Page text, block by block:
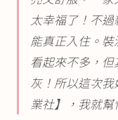
太幸福了！不
能真正入住。
看起來不多，
灰！所以這次
業社】，我就